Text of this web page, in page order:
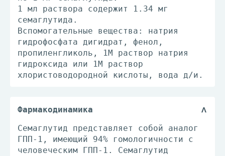
1 мл раствора содержит 1.34 мг
семаглутида.
Вспомогательные вещества: натрия
гидрофосфата дигидрат, фенол,
пропиленгликоль, 1М раствор натрия
гидроксида или 1М раствор
хлористоводородной кислоты, вода д/и.
Фармакодинамика
Семаглутид представляет собой аналог
ГПП-1, имеющий 94% гомологичности с
человеческим ГПП-1. Семаглутид